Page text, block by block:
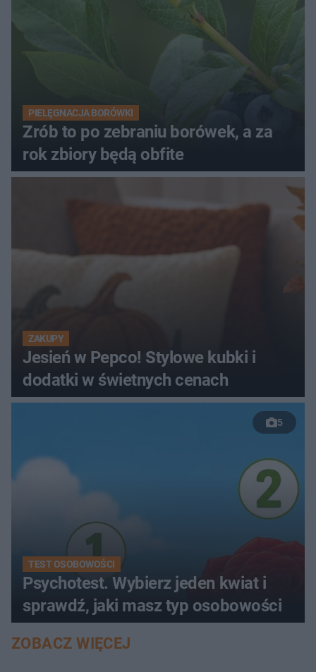
PIELĘGNACJA BORÓWKI
Zrób to po zebraniu borówek, a za
rok zbiory będą obfite
ZAKUPY
Jesień w Pepco! Stylowe kubki i
dodatki w świetnych cenach
5
TEST OSOBOWOŚCI
Psychotest. Wybierz jeden kwiat i
sprawdź, jaki masz typ osobowości
ZOBACZ WIĘCEJ